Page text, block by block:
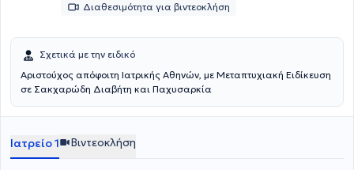
Διαθεσιμότητα για βιντεοκλήση
Σχετικά με την ειδικό
Αριστούχος απόφοιτη Ιατρικής Αθηνών, με Μεταπτυχιακή Ειδίκευση
σε Σακχαρώδη Διαβήτη και Παχυσαρκία
Ιατρείο 1 Βιντεοκλήση